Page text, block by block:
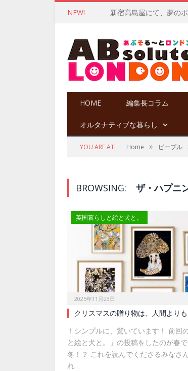
NEW!
HOME 編集長コラム
オルタナティブな暮らし
YOU ARE AT: Home » ピープル
BROWSING: ザ・ハプニ
英国暮らしと絵と犬と。
2025年11月23日
クリスマスの贈り物は、人間よりも
！シンプルに、驚いています！ 前回
と絵と犬と。」の投稿をしたのが春
冬！？ これを読んでくださるみなさ
れ…